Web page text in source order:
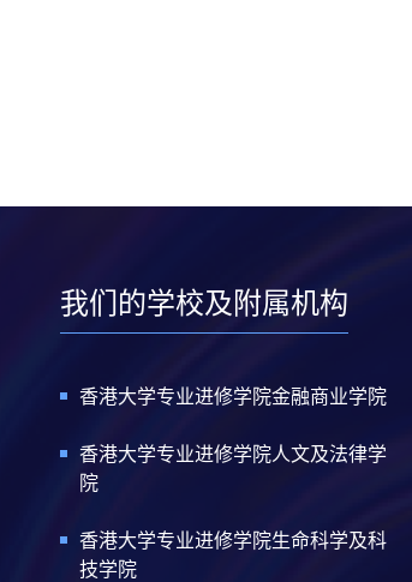
我们的学校及附属机构
香港大学专业进修学院金融商业学院
香港大学专业进修学院人文及法律学
院
香港大学专业进修学院生命科学及科
技学院